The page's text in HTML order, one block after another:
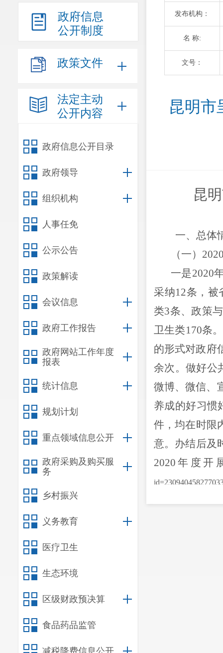
政府信息
公开制度
政策文件
法定主动
公开内容
政府信息公开目录
政府领导
组织机构
人事任免
公示公告
政策解读
会议信息
政府工作报告
政府网站工作年度
报表
统计信息
规划计划
重点领域信息公开
政府采购及购买服
务
乡村振兴
义务教育
医疗卫生
生态环境
区级财政预决算
食品药品监管
减税降费信息公开
发布机构：
名 称:
文号：
昆明市
昆
一、 总体
（一）
一是2020
采纳12条，被
类3条、政策
卫生类170条
的形式对政府
余次。做好公
微博、微信、
养成的好习惯
件，均在时限
意。办结后及
2020 年度开